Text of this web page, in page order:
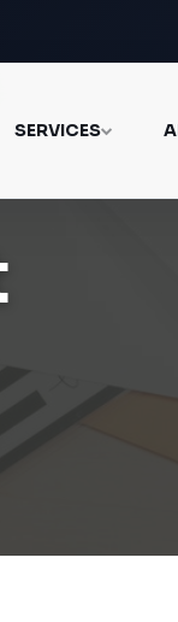
SERVICES